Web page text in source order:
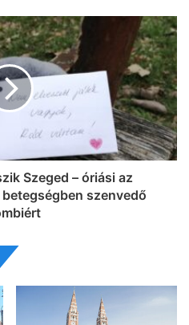
Szeged – óriási az
szenvedő